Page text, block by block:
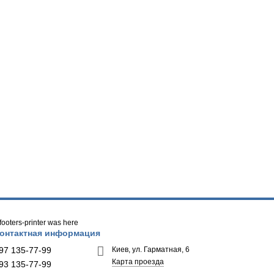
printer was here
информация
135-77-99
135-77-99
Киев, ул. Гарматная, 6
Карта проезда